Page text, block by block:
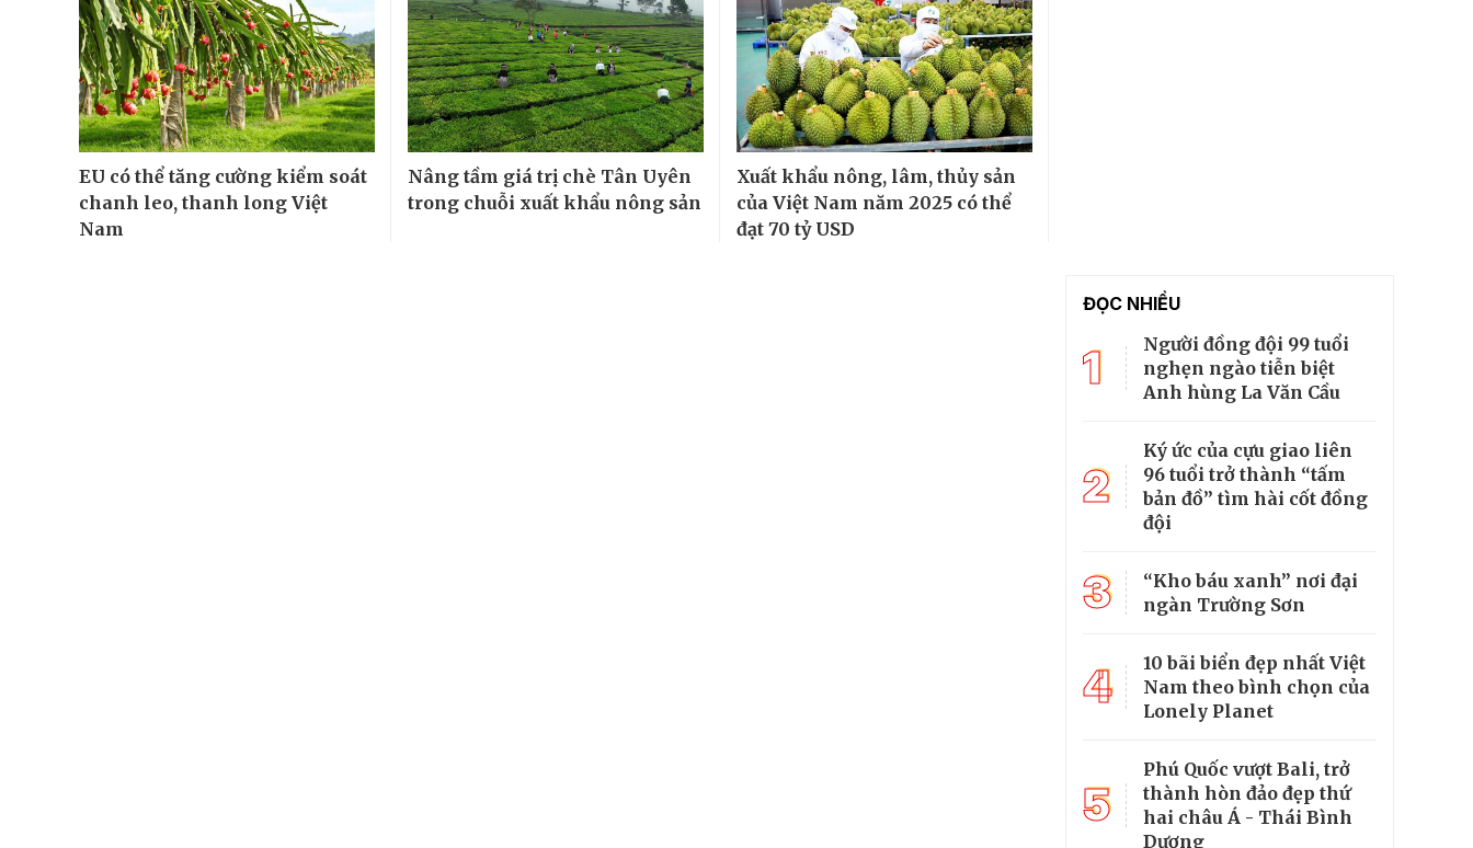
EU có thể tăng cường kiểm soát
chanh leo, thanh long Việt
Nam
Nâng tầm giá trị chè Tân Uyên
trong chuỗi xuất khẩu nông sản
Xuất khẩu nông, lâm, thủy sản
của Việt Nam năm 2025 có thể
đạt 70 tỷ USD
ĐỌC NHIỀU
1
Người đồng đội 99 tuổi
nghẹn ngào tiễn biệt
Anh hùng La Văn Cầu
2
Ký ức của cựu giao liên
96 tuổi trở thành “tấm
bản đồ” tìm hài cốt đồng
đội
3
“Kho báu xanh” nơi đại
ngàn Trường Sơn
4
10 bãi biển đẹp nhất Việt
Nam theo bình chọn của
Lonely Planet
5
Phú Quốc vượt Bali, trở
thành hòn đảo đẹp thứ
hai châu Á - Thái Bình
Dương